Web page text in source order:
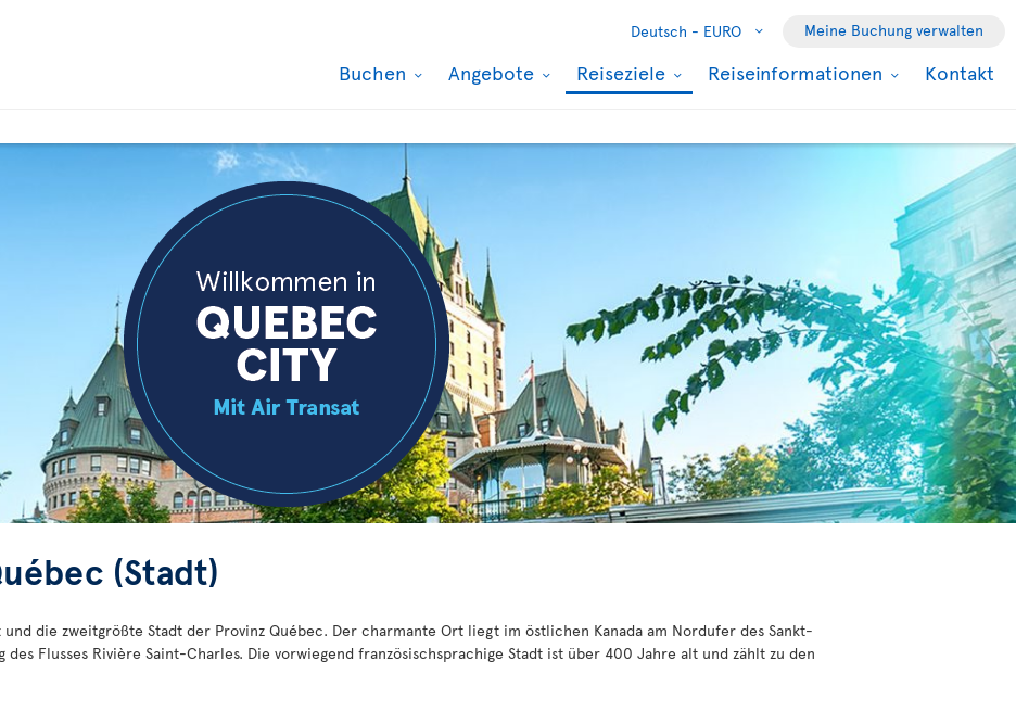
Deutsch - EURO Meine Buchung verwalten
Buchen Angebote Reiseziele Reiseinformationen Kontakt
(Stadt)
die zweitgrößte Stadt der Provinz Québec. Der charmante Ort liegt im östlichen Kanada am Nordufer des Sankt-
des Flusses Rivière Saint-Charles. Die vorwiegend französischsprachige Stadt ist über 400 Jahre alt und zählt zu den